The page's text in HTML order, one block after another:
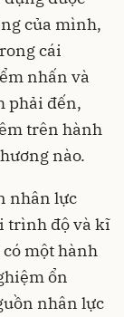
của mình,
cái
nhấn và
phải đến,
trên hành
nào.
nhân lực
trình độ và kĩ
một hành
ổn
nhân lực